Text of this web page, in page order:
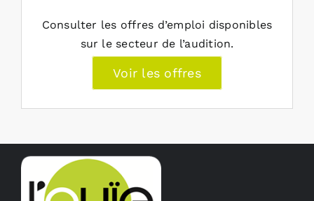
Consulter les offres d’emploi disponibles
sur le secteur de l’audition.
Voir les offres